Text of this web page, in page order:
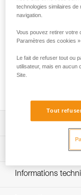
et le déclippage de
l’accrochage
de
standard n'entrave
s'aventurer sur
mousquetons
Descriptif
intempestifs sur
-
Spécifications
Poids unitaire: 37
Informations
technologies similaires
navigation.
Vous pouvez retirer votre
Paramètres des cookies
Le fait de refuser tout ou
utilisateur, mais en aucun
Site.
Tout